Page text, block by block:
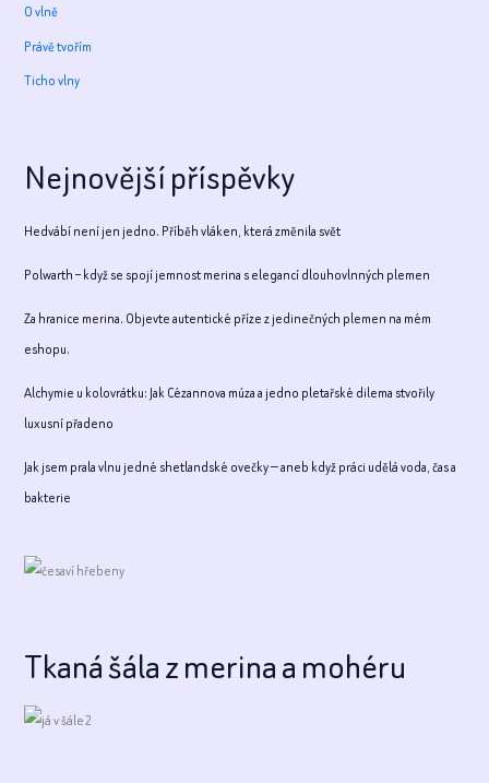
O vlně
Právě tvořím
Ticho vlny
Nejnovější příspěvky
Hedvábí není jen jedno. Příběh vláken, která změnila svět
Polwarth – když se spojí jemnost merina s elegancí dlouhovlnných plemen
Za hranice merina. Objevte autentické příze z jedinečných plemen na mém
eshopu.
Alchymie u kolovrátku: Jak Cézannova múza a jedno pletařské dilema stvořily
luxusní přadeno
Jak jsem prala vlnu jedné shetlandské ovečky — aneb když práci udělá voda, čas a
bakterie
Tkaná šála z merina a mohéru